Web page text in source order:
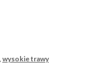
wysokie trawy